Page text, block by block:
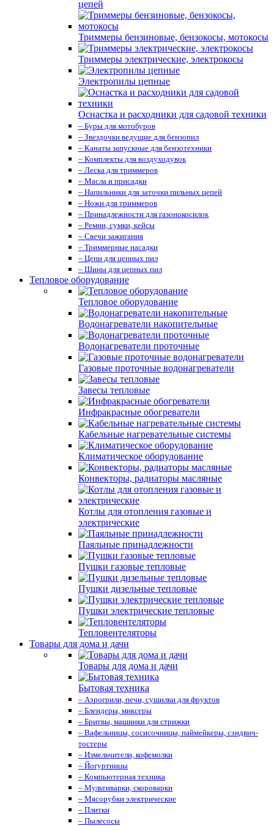
цепей
Триммеры бензиновые, бензокосы, мотокосы
Триммеры электрические, электрокосы
Электропилы цепные
Оснастка и расходники для садовой техники
– Буры для мотобуров
– Звездочки ведущие для бензопил
– Канаты запускные для бензотехники
– Комплекты для воздуходувок
– Леска для триммеров
– Масла и присадки
– Напильники для заточки пильных цепей
– Ножи для триммеров
– Принадлежности для газонокосилок
– Ремни, сумки, кейсы
– Свечи зажигания
– Триммерные насадки
– Цепи для цепных пил
– Шины для цепных пил
Тепловое оборудование
Тепловое оборудование
Водонагреватели накопительные
Водонагреватели проточные
Газовые проточные водонагреватели
Завесы тепловые
Инфракрасные обогреватели
Кабельные нагревательные системы
Климатическое оборудование
Конвекторы, радиаторы масляные
Котлы для отопления газовые и
электрические
Паяльные принадлежности
Пушки газовые тепловые
Пушки дизельные тепловые
Пушки электрические тепловые
Тепловентеляторы
Товары для дома и дачи
Товары для дома и дачи
Бытовая техника
– Аэрогрили, печи, сушилки для фруктов
– Блендеры, миксеры
– Бритвы, машинки для стрижки
– Вафельницы, сосисочницы, паймейкеры, сэндвич-
тостеры
– Измельчители, кофемолки
– Йогуртницы
– Компьютерная техника
– Мультиварки, скороварки
– Мясорубки электрические
– Плитки
– Пылесосы